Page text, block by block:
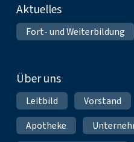
Fußnavigation
Aktuelles
Fort- und Weiterbildung
Über uns
Leitbild Vorstand
Apotheke